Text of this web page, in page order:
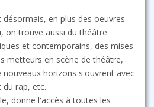
en plus des oeuvres
on trouve aussi du théâtre
et contemporains, des mises
metteurs en scène de théâtre,
nouveaux horizons s'ouvrent avec
du rap, etc.
donne l'accès à toutes les